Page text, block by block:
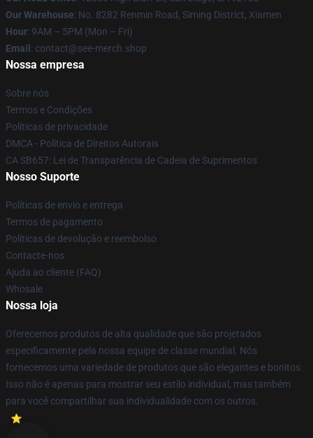
Our Warehouse: No. 8282 Renmin Road, Siming District, Xiamen
Hour: 9AM – 5PM (Mon – Fri)
Email : contact@see-merch.shop
Nossa empresa
Sobre nós
Termos e Condições
Políticas de privacidade
DMCA - Política de Direitos Autorais
CA SB657: Lei de Transparência de Cadeia de Suprimentos
Nosso Suporte
Políticas de envio e entrega
Termos de pagamento
Políticas de devolução e reembolso
Contacte-nos
Ajuda ao cliente (FAQ)
Whosale
Nossa loja
Oferecemos produtos de alta qualidade que são projetados
especificamente pela nossa equipe de classe mundial. Nós
fornecemos uma variedade de produtos que são elegantes e bonitos.
Isso não é apenas para mostrar seu estilo individual, mas também
para você compartilhar sua individualidade com os outros.